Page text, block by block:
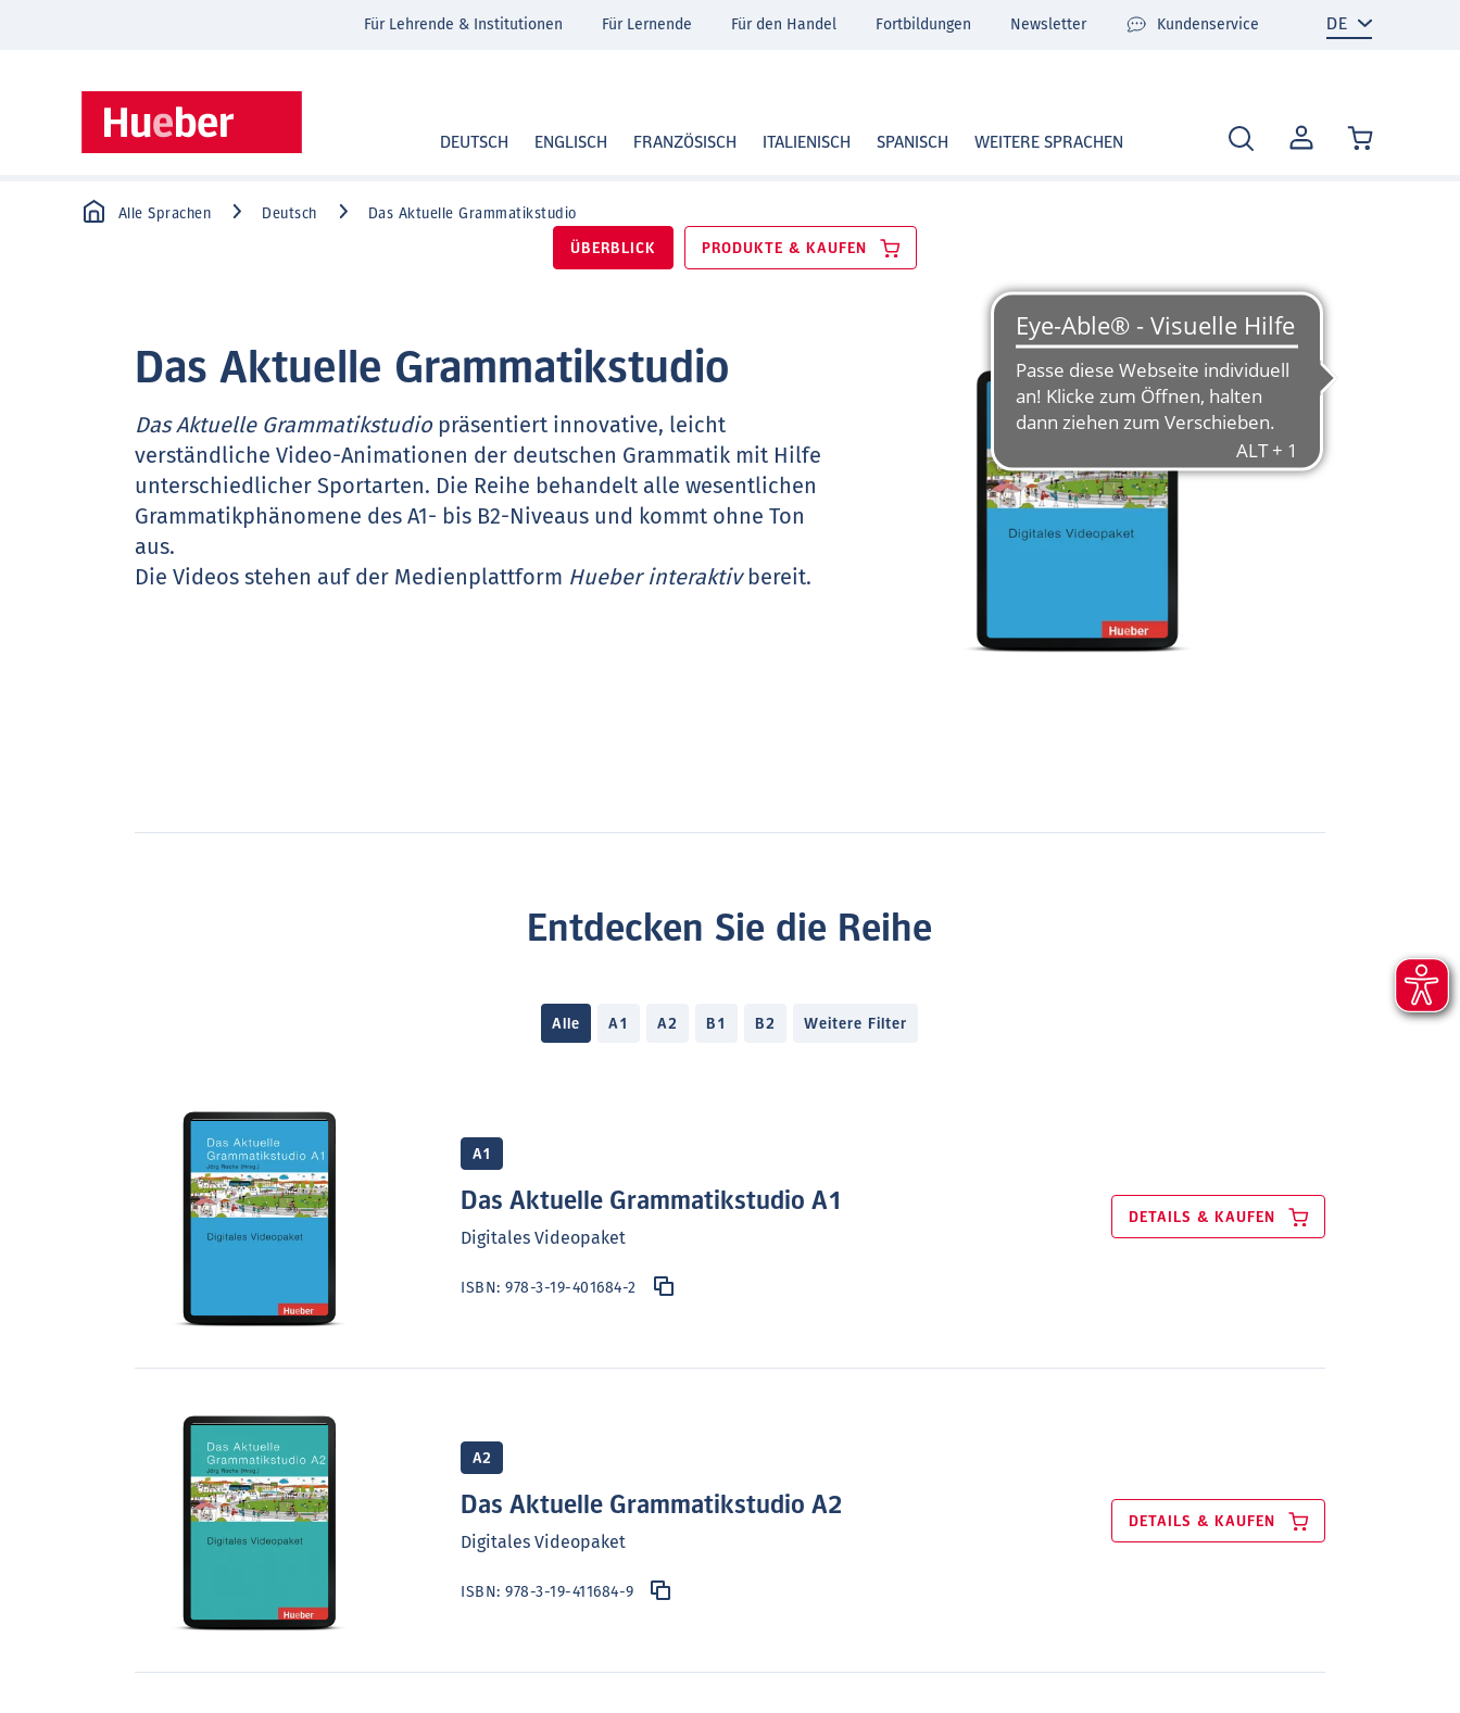
MEIN
KONTO
DEUTSCH ENGLISCH FRANZÖSISCH ITALIENISCH SPANISCH WEITERE SPRACHEN
Für Lehrende & Institutionen Für Lernende Für den Handel Fortbildungen Newsletter Kundenservice
Alle Sprachen Deutsch Das Aktuelle Grammatikstudio
ÜBERBLICK PRODUKTE & KAUFEN
Das Aktuelle Grammatikstudio
Das Aktuelle Grammatikstudio präsentiert innovative, leicht
verständliche Video-Animationen der deutschen Grammatik mit Hilfe
unterschiedlicher Sportarten. Die Reihe behandelt alle wesentlichen
Grammatikphänomene des A1- bis B2-Niveaus und kommt ohne Ton
aus.
Die Videos stehen auf der Medienplattform Hueber interaktiv bereit.
Entdecken Sie die Reihe
Alle A1 A2 B1 B2 Weitere Filter
A1
Das Aktuelle Grammatikstudio A1
Digitales Videopaket
ISBN:978-3-19-401684-2
DETAILS & KAUFEN
A2
Das Aktuelle Grammatikstudio A2
Digitales Videopaket
ISBN:978-3-19-411684-9
DETAILS & KAUFEN